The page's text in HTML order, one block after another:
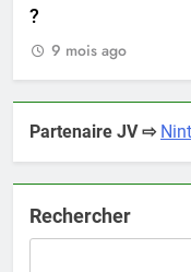
?
9 mois ago
Partenaire JV ⇨
Rechercher